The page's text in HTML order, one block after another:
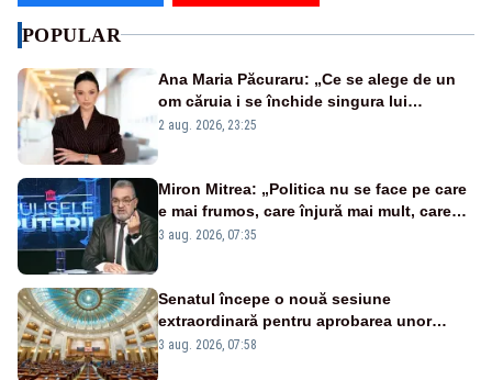
POPULAR
Ana Maria Păcuraru: „Ce se alege de un
om căruia i se închide singura lui
portiță?”
2 aug. 2026, 23:25
Miron Mitrea: „Politica nu se face pe care
e mai frumos, care înjură mai mult, care
țipă mai tare, ci pe proiecte”
3 aug. 2026, 07:35
Senatul începe o nouă sesiune
extraordinară pentru aprobarea unor
jaloane din PNRR
3 aug. 2026, 07:58